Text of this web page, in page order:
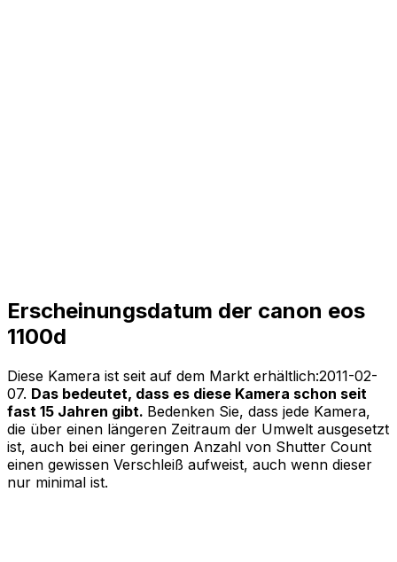
Erscheinungsdatum der canon eos
1100d
Diese Kamera ist seit auf dem Markt erhältlich:2011-02-
07. Das bedeutet, dass es diese Kamera schon seit
fast 15 Jahren gibt. Bedenken Sie, dass jede Kamera,
die über einen längeren Zeitraum der Umwelt ausgesetzt
ist, auch bei einer geringen Anzahl von Shutter Count
einen gewissen Verschleiß aufweist, auch wenn dieser
nur minimal ist.